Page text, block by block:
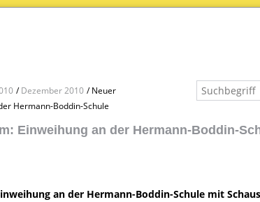
Dezember 2010
Neuer
Hermann-Boddin-Schule
Einweihung an der Hermann-Boddin-
an der Hermann-Boddin-Schule mit